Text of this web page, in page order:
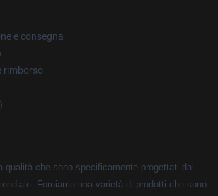
e consegna
rimborso
qualità che sono specificamente progettati dal
Forniamo una varietà di prodotti che sono